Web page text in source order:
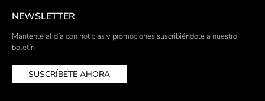
NEWSLETTER
Mantente al día con noticias y promociones suscribiéndote a nuestro
boletín
SUSCRÍBETE AHORA